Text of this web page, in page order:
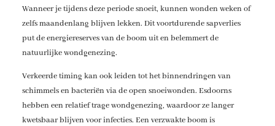
Wanneer je tijdens deze periode snoeit, kunnen wonden weken of
zelfs maandenlang blijven lekken. Dit voortdurende sapverlies
put de energiereserves van de boom uit en belemmert de
natuurlijke wondgenezing.
Verkeerde timing kan ook leiden tot het binnendringen van
schimmels en bacteriën via de open snoeiwonden. Esdoorns
hebben een relatief trage wondgenezing, waardoor ze langer
kwetsbaar blijven voor infecties. Een verzwakte boom is